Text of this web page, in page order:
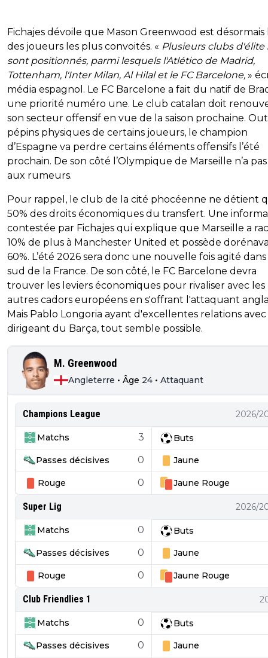
Fichajes dévoile que Mason Greenwood est désormais
des joueurs les plus convoités. « Plusieurs clubs d'élite
sont positionnés, parmi lesquels l'Atlético de Madrid,
Tottenham, l'Inter Milan, Al Hilal et le FC Barcelone, »
média espagnol. Le FC Barcelone a fait du natif de
une priorité numéro une. Le club catalan doit
son secteur offensif en vue de la saison prochaine.
pépins physiques de certains joueurs, le champion
d’Espagne va perdre certains éléments offensifs l’été
prochain. De son côté l’Olympique de Marseille n’a
aux rumeurs.
Pour rappel, le club de la cité phocéenne ne détient
50% des droits économiques du transfert. Une
contestée par Fichajes qui explique que Marseille a
10% de plus à Manchester United et possède
60%. L’été 2026 sera donc une nouvelle fois agité
sud de la France. De son côté, le FC Barcelone devra
trouver les leviers économiques pour rivaliser avec les
autres cadors européens en s'offrant l'attaquant
Mais Pablo Longoria ayant d'excellentes relations avec
dirigeant du Barça, tout semble possible.
M. Greenwood
Angleterre • Âge 24 • Attaquant
Champions League 2026/
Matchs 3 Buts
Passes décisives 0 Jaune
Rouge 0 Jaune Rouge
Super Lig 2026/
Matchs 0 Buts
Passes décisives 0 Jaune
Rouge 0 Jaune Rouge
Club Friendlies 1
Matchs 0 Buts
Passes décisives 0 Jaune